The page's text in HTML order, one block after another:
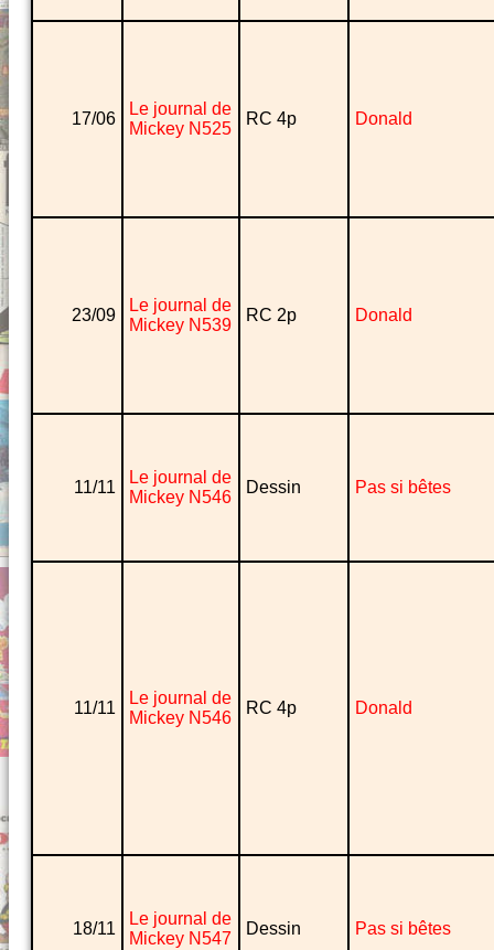
17/06
Le journal de
Mickey N525
RC 4p Donald
23/09
Le journal de
Mickey N539
RC 2p Donald
11/11
Le journal de
Mickey N546
Dessin Pas si bêtes
11/11
Le journal de
Mickey N546
RC 4p Donald
18/11
Le journal de
Mickey N547
Dessin Pas si bêtes